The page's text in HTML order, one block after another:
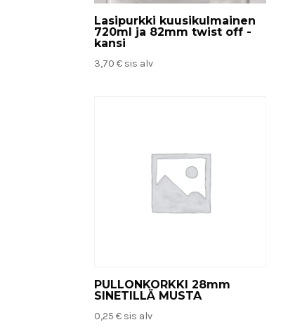
Lasipurkki kuusikulmainen
720ml ja 82mm twist off -
kansi
3,70€ sis alv
PULLONKORKKI 28mm
SINETILLÄ MUSTA
0,25€ sis alv